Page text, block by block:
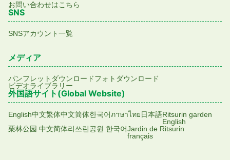
お問い合わせはこちら
SNS
SNSアカウント一覧
メディア
パンフレットダウンロードフォトダウンロード
ビデオライブラリー
外国語サイト(Global Website)
English中文繁体中文简体한국어ภาษาไทย日本語Ritsurin garden
English
栗林公园 中文简体리쓰린공원 한국어Jardin de Ritsurin
français